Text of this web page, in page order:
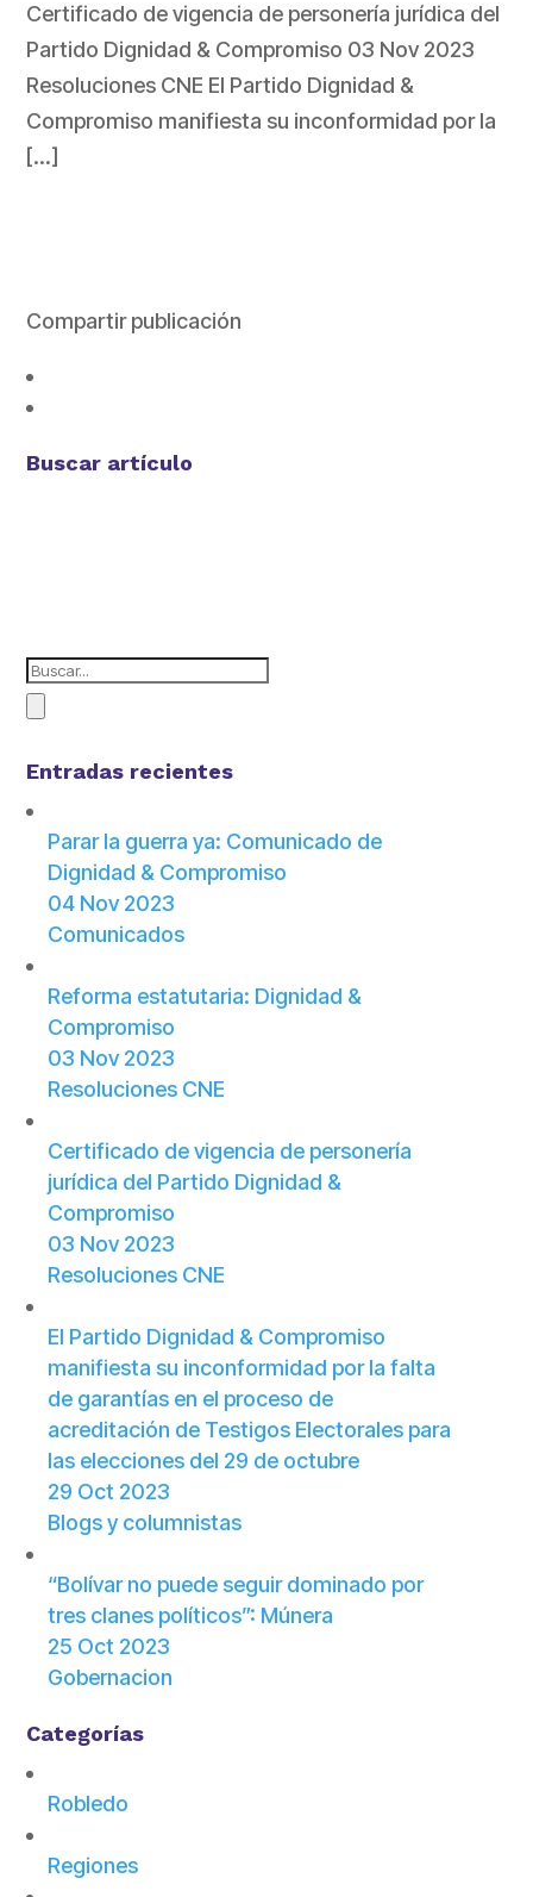
Certificado de vigencia de personería jurídica del
Partido Dignidad & Compromiso 03 Nov 2023
Resoluciones CNE El Partido Dignidad &
Compromiso manifiesta su inconformidad por la
[…]
Compartir publicación
Buscar artículo
Entradas recientes
Parar la guerra ya: Comunicado de
Dignidad & Compromiso
04 Nov 2023
Comunicados
Reforma estatutaria: Dignidad &
Compromiso
03 Nov 2023
Resoluciones CNE
Certificado de vigencia de personería
jurídica del Partido Dignidad &
Compromiso
03 Nov 2023
Resoluciones CNE
El Partido Dignidad & Compromiso
manifiesta su inconformidad por la falta
de garantías en el proceso de
acreditación de Testigos Electorales para
las elecciones del 29 de octubre
29 Oct 2023
Blogs y columnistas
“Bolívar no puede seguir dominado por
tres clanes políticos”: Múnera
25 Oct 2023
Gobernacion
Categorías
Robledo
Regiones